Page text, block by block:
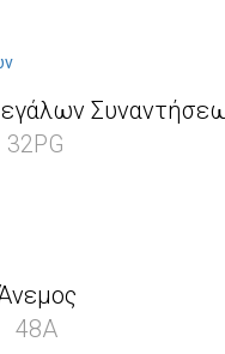
32PG
48A